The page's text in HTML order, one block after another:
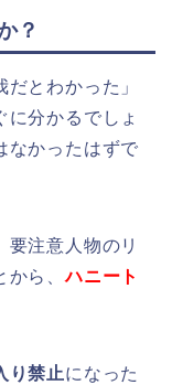
？
とわかった」
に分かるでしょ
なかったはずで
要注意人物のリ
から、ハニート
り禁止になった